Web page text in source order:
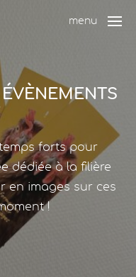
temps forts pour
dédiée à la filière
en images sur ces
!
menu